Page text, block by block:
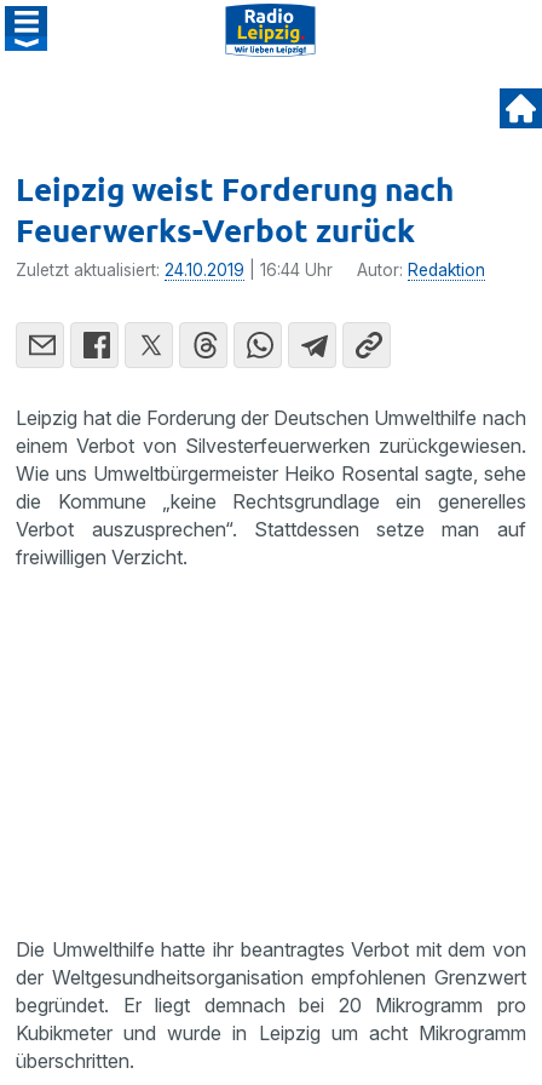
Leipzig weist Forderung nach
Feuerwerks-Verbot zurück
Zuletzt aktualisiert:24.10.2019 | 16:44 Uhr Autor: Redaktion
Leipzig hat die Forderung der Deutschen Umwelthilfe nach
einem Verbot von Silvesterfeuerwerken zurückgewiesen.
Wie uns Umweltbürgermeister Heiko Rosental sagte, sehe
die Kommune „keine Rechtsgrundlage ein generelles
Verbot auszusprechen“. Stattdessen setze man auf
freiwilligen Verzicht.
Die Umwelthilfe hatte ihr beantragtes Verbot mit dem von
der Weltgesundheitsorganisation empfohlenen Grenzwert
begründet. Er liegt demnach bei 20 Mikrogramm pro
Kubikmeter und wurde in Leipzig um acht Mikrogramm
überschritten.